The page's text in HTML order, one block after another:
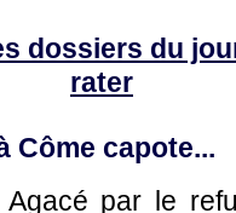
dossiers du
rater
Côme capote...
par le